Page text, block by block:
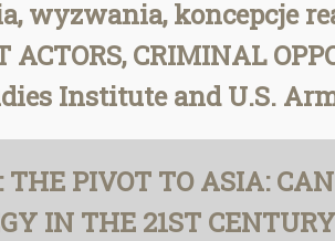
wyzwania, koncepcje
ACTORS, CRIMINAL
Institute and U.S.
PIVOT TO ASIA: CAN
IN THE 21ST